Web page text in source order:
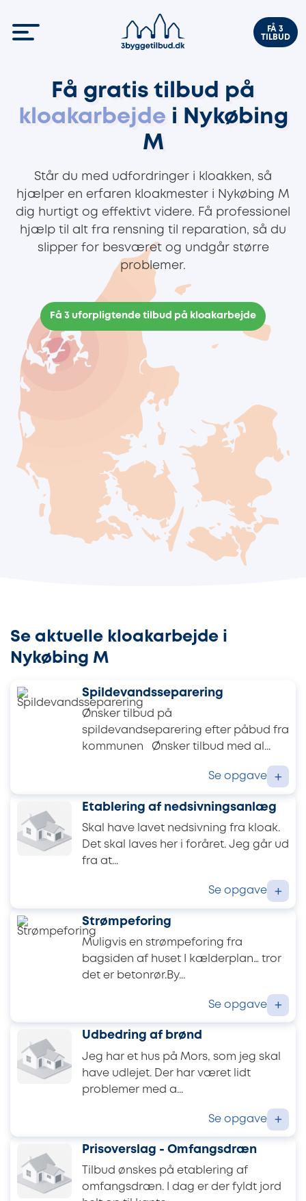
FÅ 3
TILBUD
Få gratis tilbud på
kloakarbejde i Nykøbing
M
Står du med udfordringer i kloakken, så
hjælper en erfaren kloakmester i Nykøbing M
dig hurtigt og effektivt videre. Få professionel
hjælp til alt fra rensning til reparation, så du
slipper for besværet og undgår større
problemer.
Få 3 uforpligtende tilbud på kloakarbejde
Se aktuelle kloakarbejde i
Nykøbing M
Spildevandsseparering
Ønsker tilbud på
spildevandseparering efter påbud fra
kommunen Ønsker tilbud med al...
Se opgave +
Etablering af nedsivningsanlæg
Skal have lavet nedsivning fra kloak.
Det skal laves her i foråret. Jeg går ud
fra at...
Se opgave +
Strømpeforing
Muligvis en strømpeforing fra
bagsiden af huset I kælderplan… tror
det er betonrør.By...
Se opgave +
Udbedring af brønd
Jeg har et hus på Mors, som jeg skal
have udlejet. Der har været lidt
problemer med a...
Se opgave +
Prisoverslag - Omfangsdræn
Tilbud ønskes på etablering af
omfangsdræn. I dag er der fyldt jord